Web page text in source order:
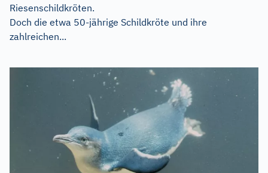
Riesenschildkröten.
Doch die etwa 50-jährige Schildkröte und ihre
zahlreichen...